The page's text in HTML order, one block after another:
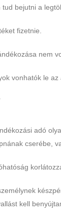
bejutni a
fizetnie.
nem
vonhatók le az
adó
cserébe,
kell